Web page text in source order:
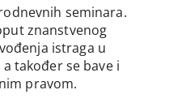
seminara.
znanstvenog
istraga u
također se bave i
pravom.